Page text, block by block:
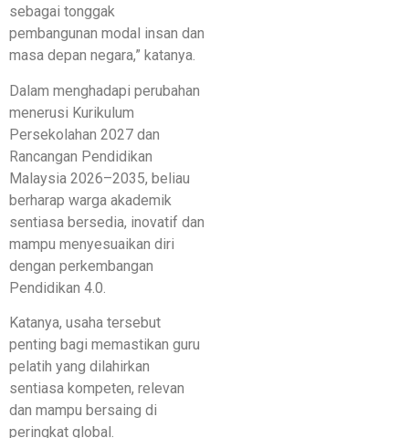
sebagai tonggak
pembangunan modal insan dan
masa depan negara,” katanya.
Dalam menghadapi perubahan
menerusi Kurikulum
Persekolahan 2027 dan
Rancangan Pendidikan
Malaysia 2026–2035, beliau
berharap warga akademik
sentiasa bersedia, inovatif dan
mampu menyesuaikan diri
dengan perkembangan
Pendidikan 4.0.
Katanya, usaha tersebut
penting bagi memastikan guru
pelatih yang dilahirkan
sentiasa kompeten, relevan
dan mampu bersaing di
peringkat global.